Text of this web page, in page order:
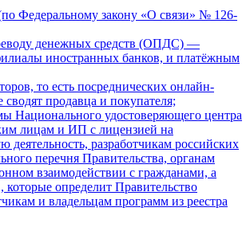
Федеральному закону «О связи» № 126-
денежных средств (ОПДС) —
иностранных банков, и платёжным
то есть посреднических онлайн-
продавца и покупателя;
Национального удостоверяющего центра
лицам и ИП с лицензией на
деятельность, разработчикам российских
перечня Правительства, органам
взаимодействии с гражданами, а
которые определит Правительство
и владельцам программ из реестра